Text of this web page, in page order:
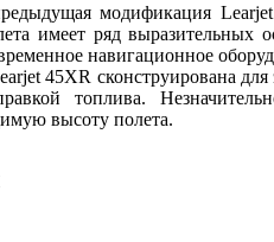
модификация
имеет ряд
навигационное
45XR сконструирована
топлива.
высоту полета.